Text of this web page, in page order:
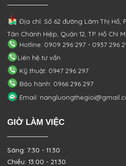
Địa chỉ: Số 62 đường Lâm Thị Hố,
Tân Chánh Hiệp, Quận 12, TP. Hồ Chí
Hotline: 0909 296 297 - 0937 296
Liên hệ tư vấn
Kỹ thuật: 0947 296 297
Bảo hành: 0966 296 297
Email:
GIỜ LÀM VIỆC
Sáng: 7:30 - 11:30
Chiều: 13:00 - 21:30